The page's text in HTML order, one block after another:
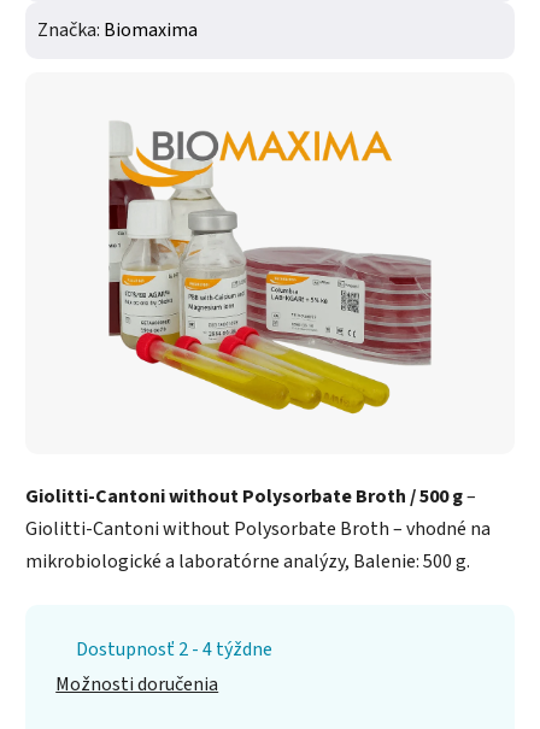
Giolitti-Cantoni without Polysorbate Broth / 500 g–
Giolitti-Cantoni without Polysorbate Broth – vhodné na
mikrobiologické a laboratórne analýzy, Balenie: 500 g.
Dostupnosť 2 - 4 týždne
Možnosti doručenia
Značka: Biomaxima